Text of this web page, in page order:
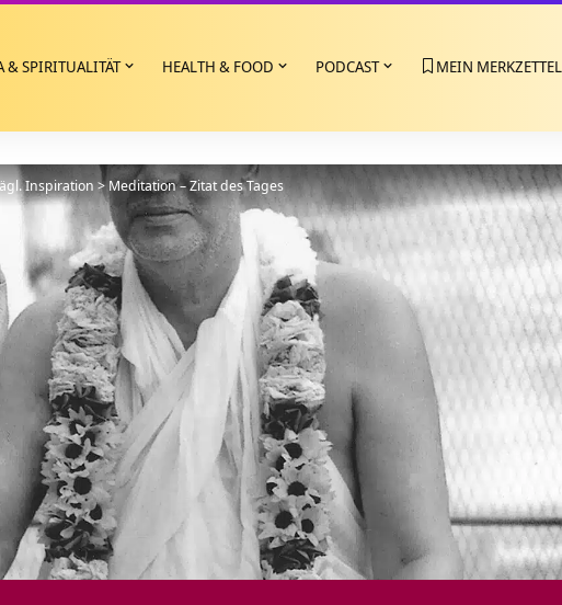
& SPIRITUALITÄT HEALTH & FOOD PODCAST MEIN MERKZETTEL
Inspiration>Meditation – Zitat des Tages